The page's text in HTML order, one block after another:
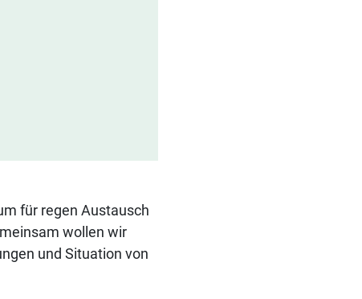
für regen Austausch
wollen wir
und Situation von